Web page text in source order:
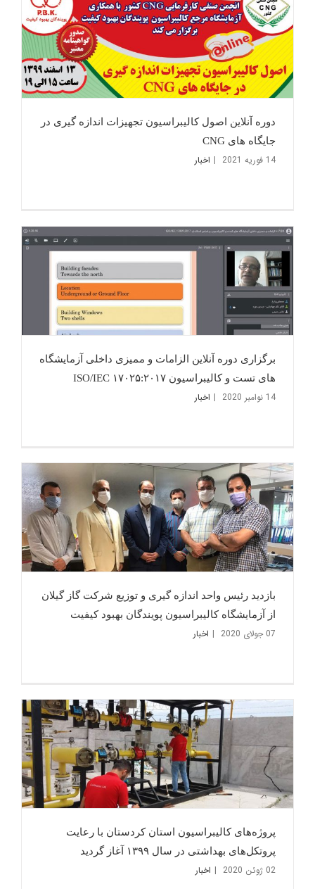
دوره آنلاین اصول کالیبراسیون تجهیزات اندازه گیری در
جایگاه های CNG
14 فوریه 2021 | اخبار
برگزاری دوره آنلاین الزامات و ممیزی داخلی آزمایشگاه
های تست و کالیبراسیون ۱۷۰۲۵:۲۰۱۷ ISO/IEC
14 نوامبر 2020 | اخبار
بازدید رئیس واحد اندازه گیری و توزیع شرکت گاز گیلان
از آزمایشگاه کالیبراسیون پویندگان بهبود کیفیت
07 جولای 2020 | اخبار
پروژه‌های کالیبراسیون استان کردستان با رعایت
پروتکل‌های بهداشتی در سال ۱۳۹۹ آغاز گردید
02 ژوئن 2020 | اخبار